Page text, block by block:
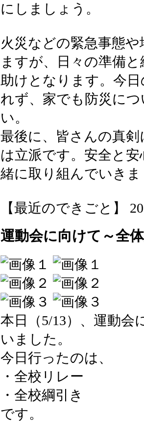
にしましょう。
火災などの緊急事態
ますが、日々の準備
助けとなります。今
れず、家でも防災に
い。
最後に、皆さんの真
は立派です。安全と
緒に取り組んでいき
【最近のできごと】
運動会に向けて～全
本日（5/13）、運動会
いました。
今日行ったのは、
・全校リレー
・全校綱引き
です。